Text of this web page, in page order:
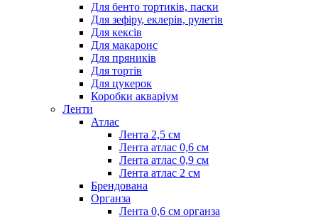
Для бенто тортиків, паски
Для зефіру, еклерів, рулетів
Для кексів
Для макаронс
Для пряників
Для тортів
Для цукерок
Коробки акваріум
Ленти
Атлас
Лента 2,5 см
Лента атлас 0,6 см
Лента атлас 0,9 см
Лента атлас 2 см
Брендована
Органза
Лента 0,6 см органза